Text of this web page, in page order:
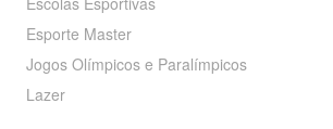
Esporte Master
Jogos Olímpicos e Paralímpicos
Lazer